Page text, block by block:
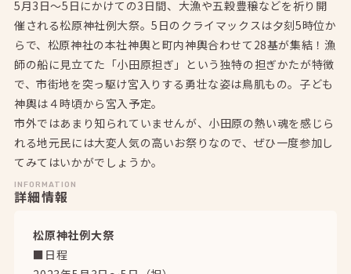
5月3日〜5日にかけての3日間、大漁や五穀豊穣などを祈り開
催される松原神社例大祭。5日のクライマックスは夕刻5時位か
らで、松原神社の本社神輿と町内神輿合わせて28基が集結！漁
師の船に見立てた「小田原担ぎ」という独特の担ぎかたが特徴
で、市街地を突っ駆け宮入りする勇壮な姿は鳥肌もの。子ども
神輿は４時頃から宮入予定。
市外ではあまり知られていませんが、小田原の熱い魂を感じら
れる地元民には大変人気の高いお祭りなので、ぜひ一度参加し
てみてはいかがでしょうか。
INFORMATION
詳細情報
松原神社例大祭
■日程